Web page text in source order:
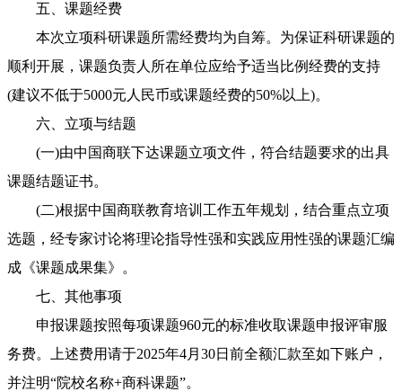
五、课题经费
本次立项科研课题所需经费均为自筹。为保证科研课题的
顺利开展，课题负责人所在单位应给予适当比例经费的支持
(建议不低于5000元人民币或课题经费的50%以上)。
六、立项与结题
(一)由中国商联下达课题立项文件，符合结题要求的出具
课题结题证书。
(二)根据中国商联教育培训工作五年规划，结合重点立项
选题，经专家讨论将理论指导性强和实践应用性强的课题汇编
成《课题成果集》。
七、其他事项
申报课题按照每项课题960元的标准收取课题申报评审服
务费。上述费用请于2025年4月30日前全额汇款至如下账户，
并注明“院校名称+商科课题”。